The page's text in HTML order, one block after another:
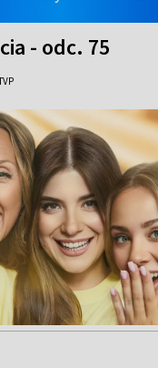
- odc. 75